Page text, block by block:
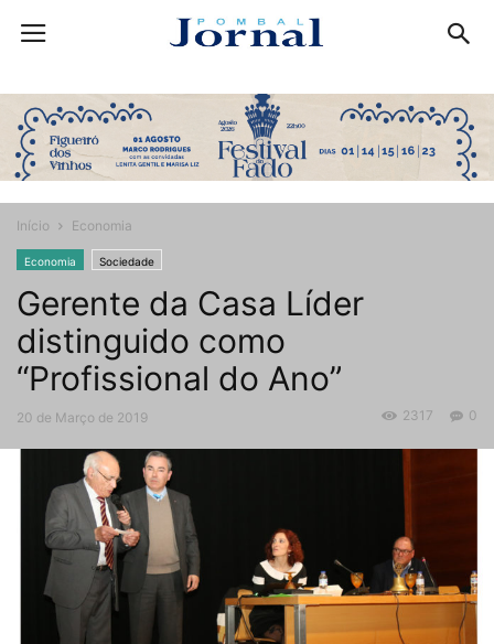
Início Economia
Economia Sociedade
Gerente da Casa Líder
distinguido como
“Profissional do Ano”
20 de Março de 2019 0
2317